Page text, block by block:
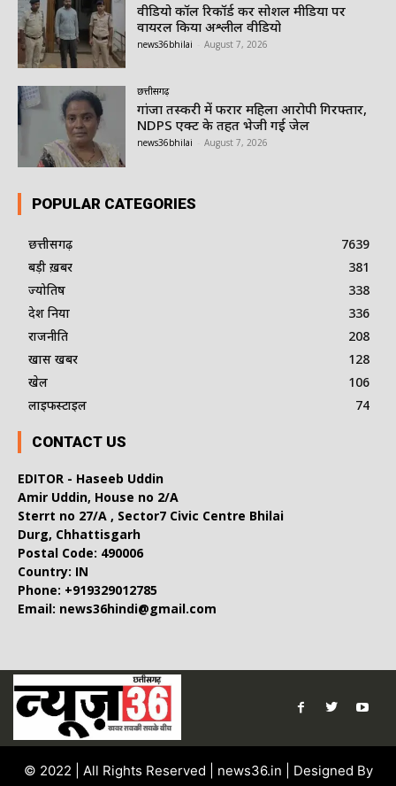
वीडियो कॉल रिकॉर्ड कर सोशल मीडिया पर
वायरल किया अश्लील वीडियो
news36bhilai August 7, 2026
छत्तीसगढ़
गांजा तस्करी में फरार महिला आरोपी गिरफ्तार,
NDPS एक्ट के तहत भेजी गई जेल
news36bhilai August 7, 2026
POPULAR CATEGORIES
छत्तीसगढ़
7639
बड़ी ख़बर
381
ज्योतिष
338
देश दुनिया
336
राजनीति
208
खास खबर
128
खेल
106
लाइफस्टाइल
74
CONTACT US
EDITOR - Haseeb Uddin
Amir Uddin, House no 2/A
Sterrt no 27/A , Sector7 Civic Centre Bhilai
Durg, Chhattisgarh
Postal Code: 490006
Country: IN
Phone: +919329012785
Email: news36hindi@gmail.com
© 2022 | All Rights Reserved | news36.in | Designed By